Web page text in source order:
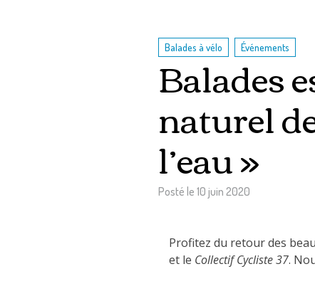
Balades à vélo Événements
Balades
naturel
l’eau »
Posté le 10 juin 2020
Profitez du retour des
et le Collectif Cycliste 37.